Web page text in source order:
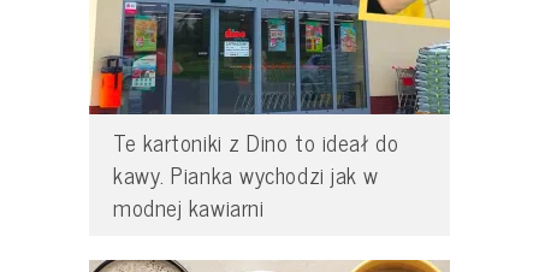
Te kartoniki z Dino to ideał do
kawy. Pianka wychodzi jak w
modnej kawiarni